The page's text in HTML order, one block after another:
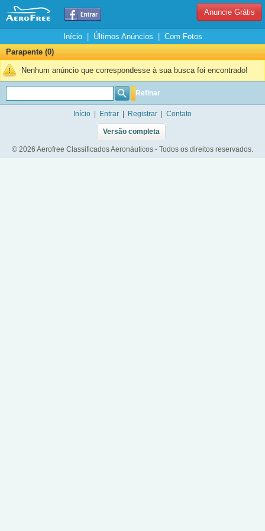
Anuncie Grátis
Início| Últimos Anúncios
Com Fotos
Parapente (0)
Nenhum anúncio que correspondesse à sua busca foi encontrado!
Refinar
Início Entrar Registrar Contato
Versão completa
© 2026 Aerofree Classificados Aeronáuticos - Todos os direitos reservados.